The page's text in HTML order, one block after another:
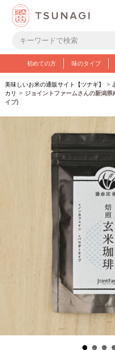
初めての方 味のタイプ
美味しいお米の通販サイト【ツナギ】
カリ
ジョイントファームさんの新潟
イプ)